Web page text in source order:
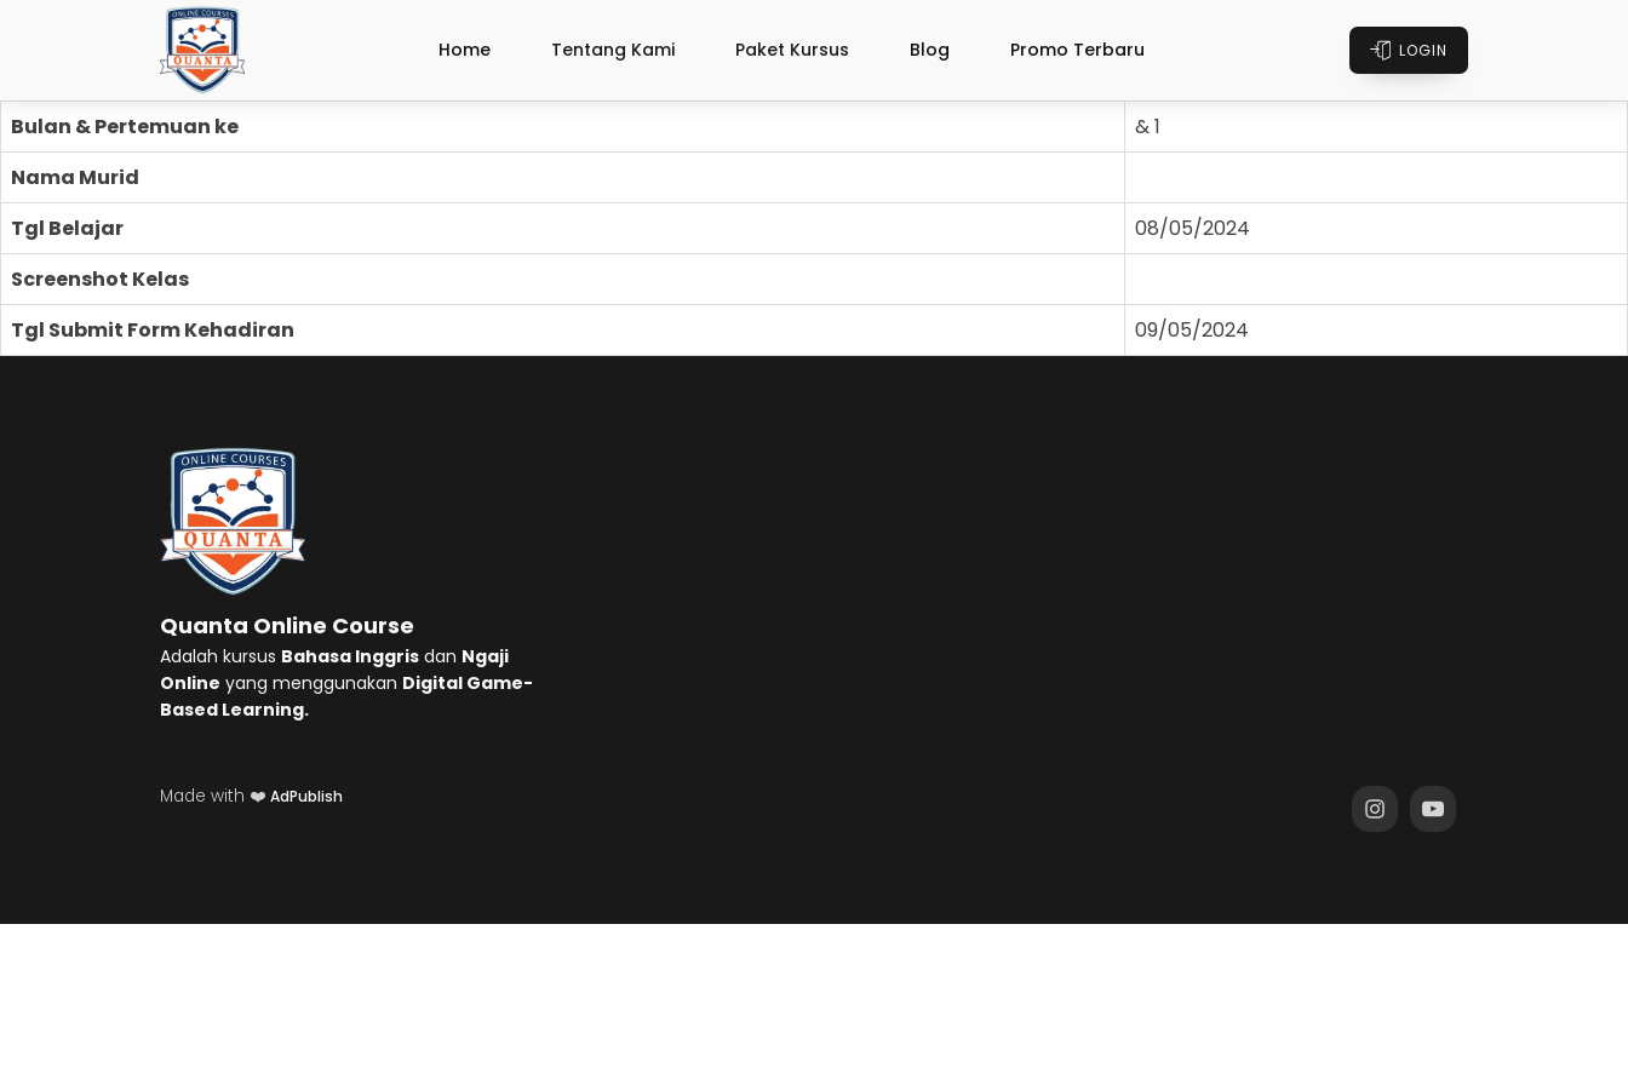
Home Tentang Kami Paket Kursus Blog Promo Terbaru LOGIN
Bulan & Pertemuan ke
& 1
Nama Murid
Tgl Belajar
08/05/2024
Screenshot Kelas
Tgl Submit Form Kehadiran
09/05/2024
Quanta Online Course
Adalah kursus Bahasa Inggris dan Ngaji
Online yang menggunakan Digital Game-
Based Learning.
Made with ❤️ AdPublish